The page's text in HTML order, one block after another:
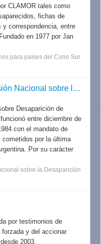
CLAMOR tales como
fichas de
y correspondencia, entre
en 1977 por Jan
para países del Cono Sur
CONADEP (Comisión Nacional sobre la Desaparición de Personas)
Desaparición de
entre diciembre de
con el mandato de
por la última
Por su carácter
sobre la Desaparición
por testimonios de
y del accionar
2003.